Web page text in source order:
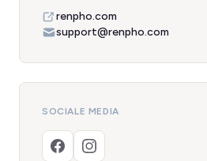
renpho.com
support@renpho.com
SOCIALE MEDIA